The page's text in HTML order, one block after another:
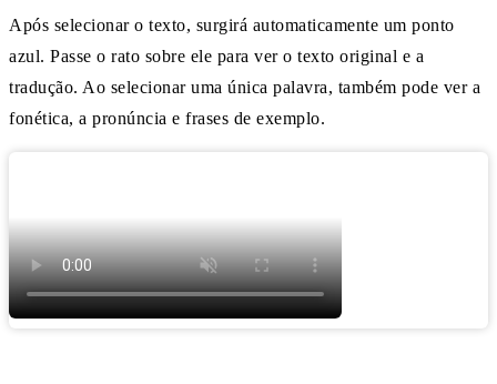
Após selecionar o texto, surgirá automaticamente um ponto
azul. Passe o rato sobre ele para ver o texto original e a
tradução. Ao selecionar uma única palavra, também pode ver a
fonética, a pronúncia e frases de exemplo.